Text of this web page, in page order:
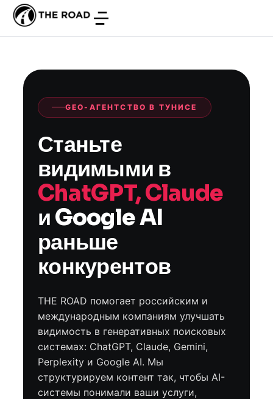
GEO-АГЕНТСТВО В ТУНИСЕ
Станьте
видимыми в
ChatGPT, Claude
и Google AI
раньше
конкурентов
THE ROAD помогает российским и
международным компаниям улучшать
видимость в генеративных поисковых
системах: ChatGPT, Claude, Gemini,
Perplexity и Google AI. Мы
структурируем контент так, чтобы AI-
системы понимали ваши услуги,